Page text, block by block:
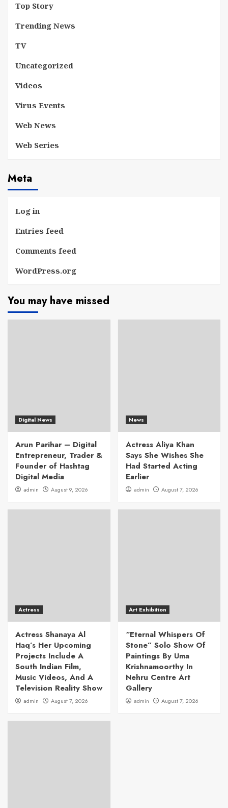
Top Story
Trending News
TV
Uncategorized
Videos
Virus Events
Web News
Web Series
Meta
Log in
Entries feed
Comments feed
WordPress.org
You may have missed
Digital News
Arun Parihar – Digital
Entrepreneur, Trader &
Founder of Hashtag
Digital Media
admin August 9, 2026
News
Actress Aliya Khan
Says She Wishes She
Had Started Acting
Earlier
admin August 7, 2026
Actress
Actress Shanaya Al
Haq’s Her Upcoming
Projects Include A
South Indian Film,
Music Videos, And A
Television Reality Show
admin August 7, 2026
Art Exhibition
“Eternal Whispers Of
Stone” Solo Show Of
Paintings By Uma
Krishnamoorthy In
Nehru Centre Art
Gallery
admin August 7, 2026